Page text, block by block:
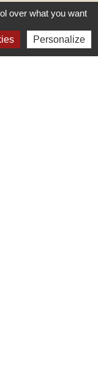
over what you want
Personalize